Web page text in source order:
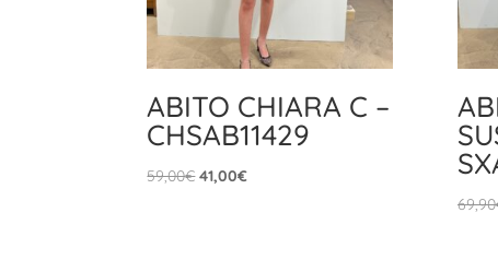
ABITO CHIARA C –
CHSAB11429
59,00€Il
41,00€Il
69,90